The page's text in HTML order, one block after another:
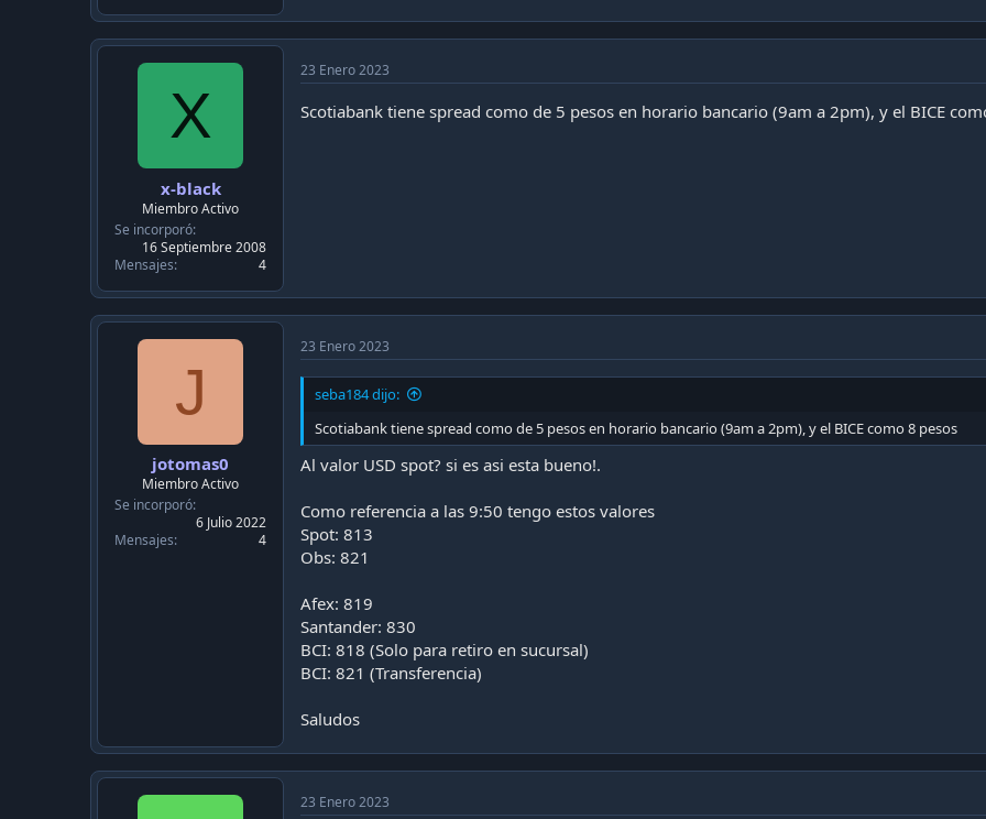
X
x-black
Miembro Activo
Se incorporó
16 Septiembre 2008
Mensajes
4
23 Enero 2023
Scotiabank tiene spread como de 5 pesos en horario bancario (9am a 2pm), y el BICE
J
jotomas0
Miembro Activo
Se incorporó
6 Julio 2022
Mensajes
4
23 Enero 2023
seba184 dijo:
Scotiabank tiene spread como de 5 pesos en horario bancario (9am a 2pm), y el BICE como 8 pesos
Al valor USD spot? si es asi esta bueno!.
Como referencia a las 9:50 tengo estos valores
Spot: 813
Obs: 821
Afex: 819
Santander: 830
BCI: 818 (Solo para retiro en sucursal)
BCI: 821 (Transferencia)
Saludos
23 Enero 2023